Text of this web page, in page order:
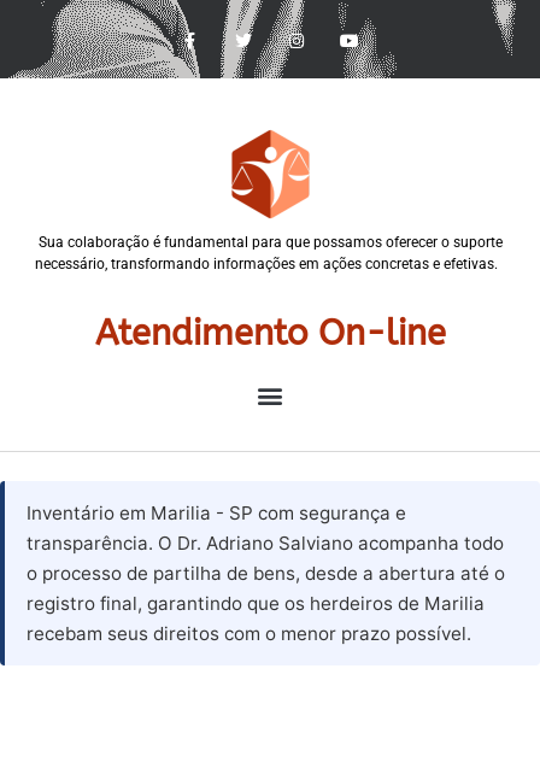
Sua colaboração é fundamental para que possamos oferecer o suporte
necessário, transformando informações em ações concretas e efetivas.
Atendimento On-line
Inventário em Marilia - SP com segurança e
transparência. O Dr. Adriano Salviano acompanha todo
o processo de partilha de bens, desde a abertura até o
registro final, garantindo que os herdeiros de Marilia
recebam seus direitos com o menor prazo possível.